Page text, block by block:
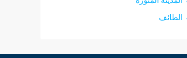
الطائف